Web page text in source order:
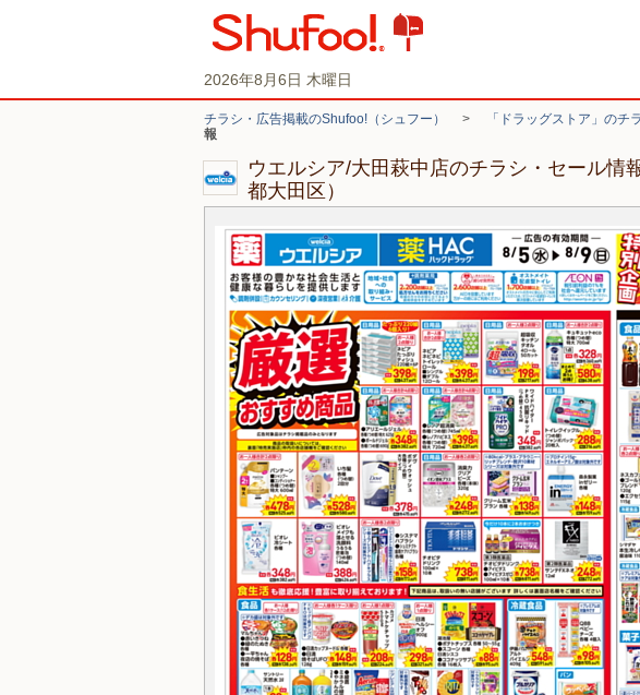
2026年8月6日 木曜日
チラシ・広告掲載のShufoo!（シュフー） > 「ドラッグストア」のチ
報
ウエルシア/大田萩中店のチラシ・セール情
都大田区）